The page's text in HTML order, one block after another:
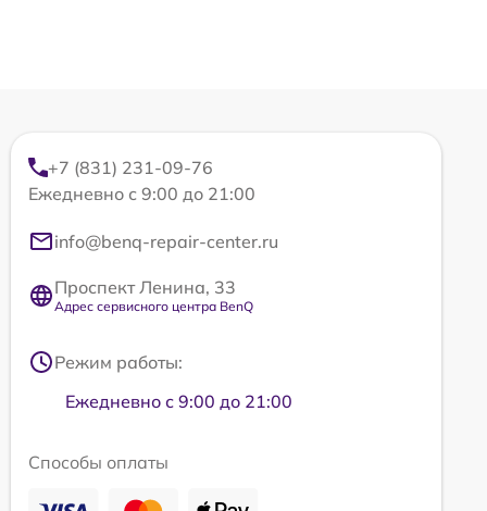
+7 (831) 231-09-76
Ежедневно с 9:00 до 21:00
info@benq-repair-center.ru
Проспект Ленина, 33
Адрес сервисного центра BenQ
Режим работы:
Ежедневно с 9:00 до 21:00
Способы оплаты